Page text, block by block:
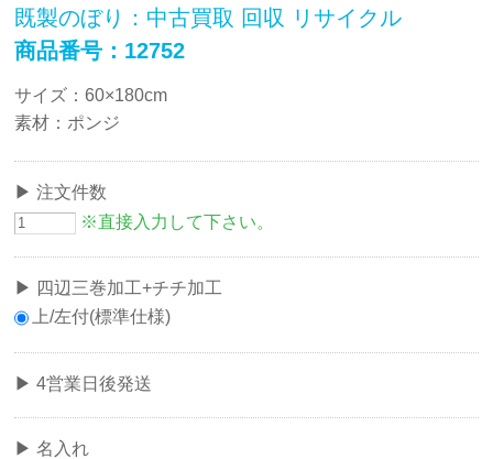
既製のぼり：中古買取 回収 リサイクル
商品番号：12752
サイズ：60×180cm
素材：ポンジ
注文件数
※直接入力して下さい。
四辺三巻加工+チチ加工
上/左付(標準仕様)
4営業日後発送
名入れ